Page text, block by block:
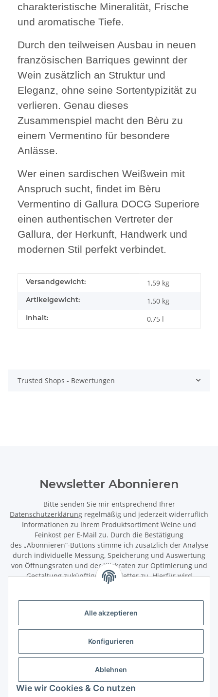
Alle akzeptieren
Konfigurieren
Ablehnen
Wie wir Cookies & Co nutzen
charakteristische Mineralität, Frische
und aromatische Tiefe.
Durch den teilweisen Ausbau in neuen
französischen Barriques gewinnt der
Wein zusätzlich an Struktur und
Eleganz, ohne seine Sortentypizität zu
verlieren. Genau dieses
Zusammenspiel macht den Bèru zu
einem Vermentino für besondere
Anlässe.
Wer einen sardischen Weißwein mit
Anspruch sucht, findet im Bèru
Vermentino di Gallura DOCG Superiore
einen authentischen Vertreter der
Gallura, der Herkunft, Handwerk und
modernen Stil perfekt verbindet.
Produkteigenschaft
Wert
Versandgewicht: 1,59 kg
Artikelgewicht: 1,50 kg
Inhalt: 0,75 l
Trusted Shops - Bewertungen
Newsletter Abonnieren
Bitte senden Sie mir entsprechend Ihrer
Datenschutzerklärung regelmäßig und jederzeit widerruflich
Informationen zu Ihrem Produktsortiment Weine und
Feinkost per E-Mail zu. Durch die Bestätigung
des „Abonnieren“-Buttons stimme ich zusätzlich der Analyse
durch individuelle Messung, Speicherung und Auswertung
von Öffnungsraten und der Klickraten zur Optimierung und
Gestaltung zukünftiger Newsletter zu. Hierfür wird
das Nutzungsverhalten in pseudonymisierter Form
Wirkung für die Zukunft über den Link in unserem Newsletter
abbestellen / widerrufen.
Gesetzliche Informationen